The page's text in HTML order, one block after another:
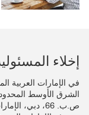
إخلاء
ص.ب. 66، دبي،